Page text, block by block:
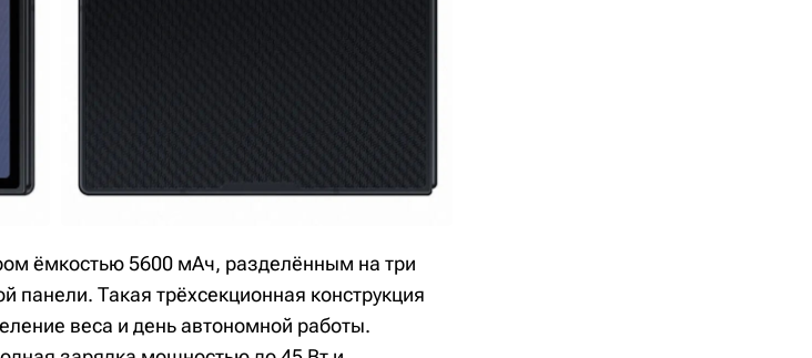
ёмкостью 5600 мАч, разделённым на три
панели. Такая трёхсекционная конструкция
веса и день автономной работы.